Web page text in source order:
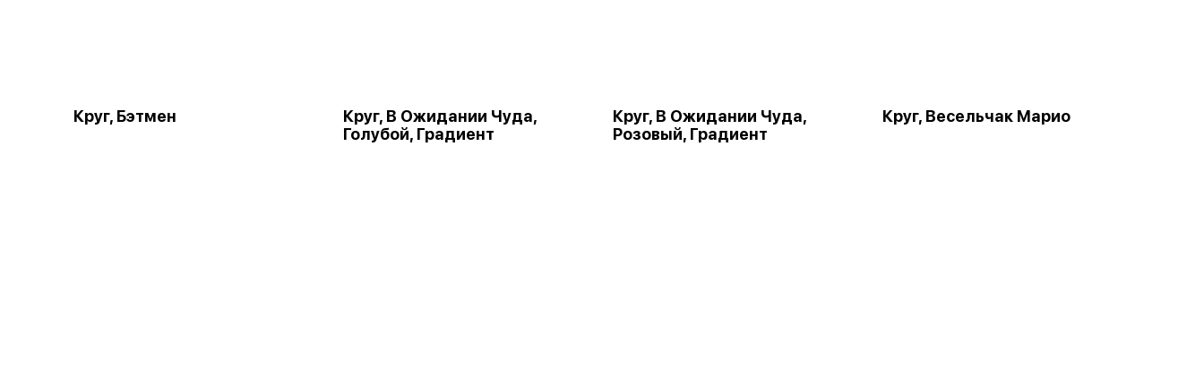
Круг, Бэтмен
Круг, В Ожидании Чуда,
Голубой, Градиент
Круг, В Ожидании Чуда,
Розовый, Градиент
Круг, Весельчак Марио